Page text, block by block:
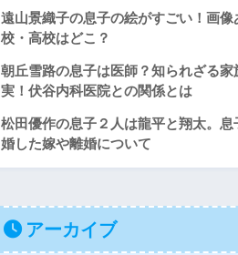
遠山景織子の息子の絵がすごい！画像
校・高校はどこ？
朝丘雪路の息子は医師？知られざる家
実！伏谷内科医院との関係とは
松田優作の息子２人は龍平と翔太。息
婚した嫁や離婚について
アーカイブ